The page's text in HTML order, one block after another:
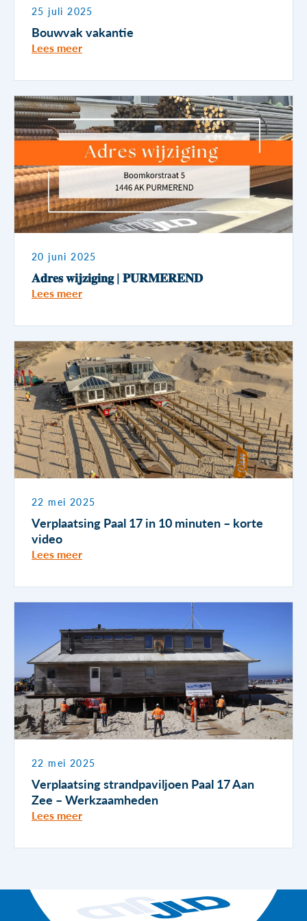
25 juli 2025
Bouwvak vakantie
Lees meer
20 juni 2025
𝐀𝐝𝐫𝐞𝐬 𝐰𝐢𝐣𝐳𝐢𝐠𝐢𝐧𝐠 | 𝐏𝐔𝐑𝐌𝐄𝐑𝐄𝐍𝐃
Lees meer
22 mei 2025
Verplaatsing Paal 17 in 10 minuten – korte
video
Lees meer
22 mei 2025
Verplaatsing strandpaviljoen Paal 17 Aan
Zee – Werkzaamheden
Lees meer